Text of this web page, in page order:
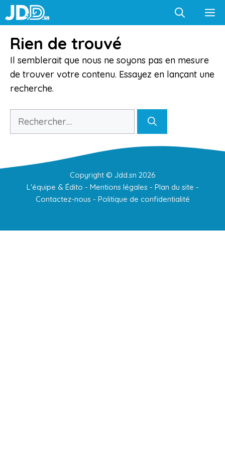
Aller
au
Rien de trouvé
Il semblerait que nous ne soyons pas en mesure
de trouver votre contenu. Essayez en lançant une
recherche.
Rechercher :
Copyright © Jdd.sn 2026
L'équipe & Édito - Mentions légales- Plan du site -
Contactez-nous- Politique de confidentialité